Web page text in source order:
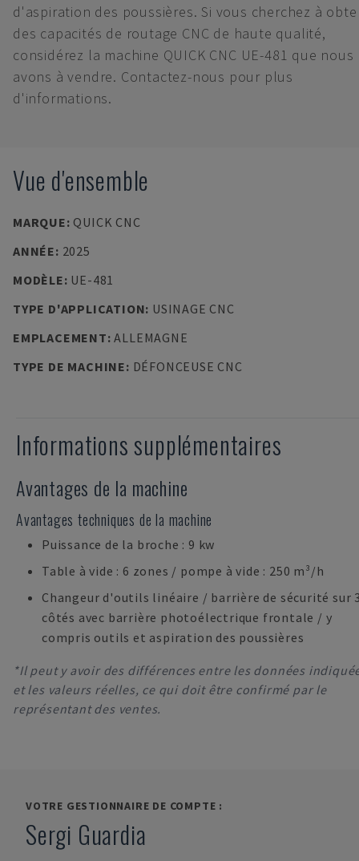
d'aspiration des poussières. Si vous cherchez à
des capacités de routage CNC de haute qualité,
considérez la machine QUICK CNC UE-481 que nous
avons à vendre. Contactez-nous pour plus
d'informations.
Vue d'ensemble
MARQUE: QUICK CNC
ANNÉE: 2025
MODÈLE: UE-481
TYPE D'APPLICATION: USINAGE CNC
EMPLACEMENT:ALLEMAGNE
TYPE DE MACHINE: DÉFONCEUSE CNC
Informations supplémentaires
Avantages de la machine
Avantages techniques de la machine
Puissance de la broche : 9 kw
Table à vide : 6 zones / pompe à vide : 250 m³/h
Changeur d'outils linéaire / barrière de sécurité sur
côtés avec barrière photoélectrique frontale / y
compris outils et aspiration des poussières
*Il peut y avoir des différences entre les données
et les valeurs réelles, ce qui doit être confirmé par le
représentant des ventes.
VOTRE GESTIONNAIRE DE COMPTE :
Sergi Guardia